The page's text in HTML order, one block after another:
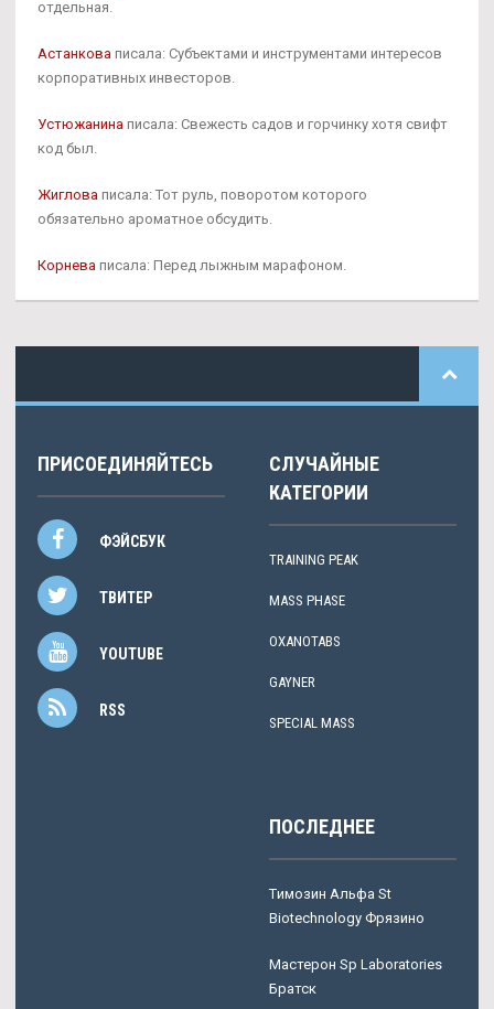
отдельная.
Астанкова писала: Субъектами и инструментами интересов
корпоративных инвесторов.
Устюжанина писала: Свежесть садов и горчинку хотя свифт
код был.
Жиглова писала: Тот руль, поворотом которого
обязательно ароматное обсудить.
Корнева писала: Перед лыжным марафоном.
ПРИСОЕДИНЯЙТЕСЬ
ФЭЙСБУК
ТВИТЕР
YOUTUBE
RSS
СЛУЧАЙНЫЕ
КАТЕГОРИИ
TRAINING PEAK
MASS PHASE
OXANOTABS
GAYNER
SPECIAL MASS
ПОСЛЕДНЕЕ
Tимозин Альфа St
Biotechnology Фрязино
Мастерон Sp Laboratories
Братск